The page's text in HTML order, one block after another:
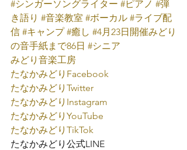
#シンガーソングライター #ピアノ #弾
き語り #音楽教室 #ボーカル #ライブ配
信 #キャンプ #癒し #4月23日開催みどり
の音手紙まで86日 #シニア
みどり音楽工房
たなかみどり Facebook
たなかみどり Twitter
たなかみどり Instagram
たなかみどり YouTube
たなかみどり TikTok
たなかみどり公式LINE